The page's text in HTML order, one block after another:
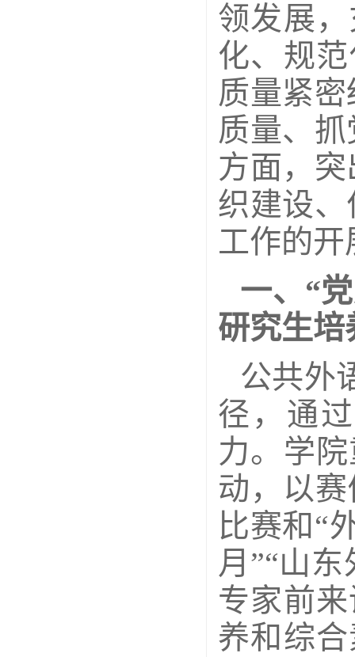
领发展
化、规
质量紧
质量、
方面，
织建设
工作的
一、“
研究生培
公共外
径，通
力。学
动，以
比赛和“
月”“山
专家前
养和综